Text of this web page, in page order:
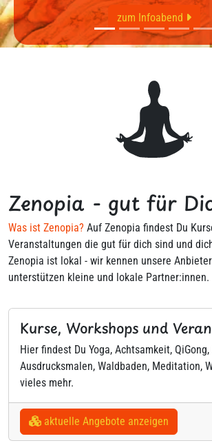
Zenopia - gut für
Was ist Zenopia? Auf Zenopia findest Du
Veranstaltungen die gut für dich sind und
Zenopia ist lokal - wir kennen unsere
unterstützen kleine und lokale Partner:innen.
Kurse, Workshops und
Hier findest Du Yoga, Achtsamkeit,
Ausdrucksmalen, Waldbaden, Meditation,
vieles mehr.
aktuelle Angebote anzeigen